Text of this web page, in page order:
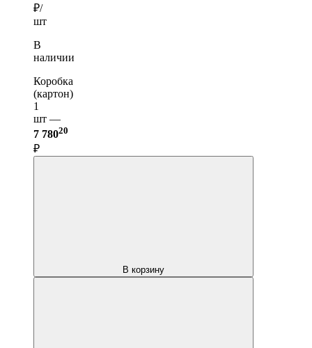
₽/
шт
В
наличии
Коробка
(картон)
1
шт —
7 78020
₽
В корзину